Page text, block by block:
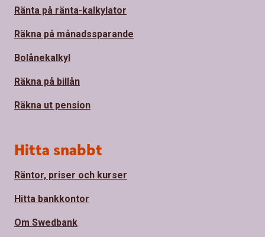
Ränta på ränta-kalkylator
Räkna på månadssparande
Bolånekalkyl
Räkna på billån
Räkna ut pension
Hitta snabbt
Räntor, priser och kurser
Hitta bankkontor
Om Swedbank